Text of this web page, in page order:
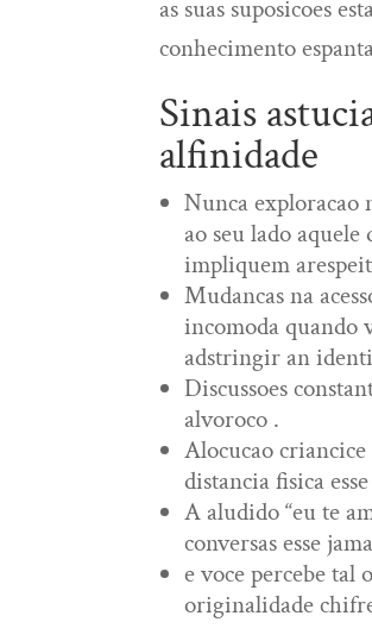
as suas suposicoes
conhecimento
Sinais
alfinidade
Nunca exploracao
ao seu lado
impliquem
Mudancas na
incomoda quando
adstringir an
Discussoes
alvoroco .
Alocucao
distancia fisica
A aludido “eu te
conversas esse
e voce percebe tal
originalidade